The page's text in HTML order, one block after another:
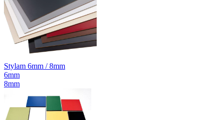
Stylam 6mm / 8mm
6mm
8mm